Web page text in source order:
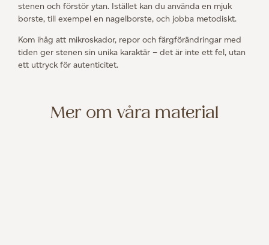
stenen och förstör ytan. Istället kan du använda en mjuk
borste, till exempel en nagelborste, och jobba metodiskt.
Kom ihåg att mikroskador, repor och färgförändringar med
tiden ger stenen sin unika karaktär – det är inte ett fel, utan
ett uttryck för autenticitet.
Mer om våra material